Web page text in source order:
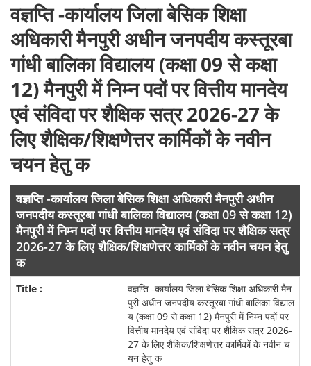
वज्ञप्ति -कार्यालय जिला बेसिक शिक्षा
अधिकारी मैनपुरी अधीन जनपदीय कस्तूरबा
गांधी बालिका विद्यालय (कक्षा 09 से कक्षा
12) मैनपुरी में निम्न पदों पर वित्तीय मानदेय
एवं संविदा पर शैक्षिक सत्र 2026-27 के
लिए शैक्षिक/शिक्षणेत्तर कार्मिकों के नवीन
चयन हेतु क
वज्ञप्ति -कार्यालय जिला बेसिक शिक्षा अधिकारी मैनपुरी अधीन
जनपदीय कस्तूरबा गांधी बालिका विद्यालय (कक्षा 09 से कक्षा 12)
मैनपुरी में निम्न पदों पर वित्तीय मानदेय एवं संविदा पर शैक्षिक सत्र
2026-27 के लिए शैक्षिक/शिक्षणेत्तर कार्मिकों के नवीन चयन हेतु
क
वज्ञप्ति -कार्यालय जिला बेसिक शिक्षा अधिकारी मैन
पुरी अधीन जनपदीय कस्तूरबा गांधी बालिका विद्याल
य (कक्षा 09 से कक्षा 12) मैनपुरी में निम्न पदों पर
वित्तीय मानदेय एवं संविदा पर शैक्षिक सत्र 2026-
27 के लिए शैक्षिक/शिक्षणेत्तर कार्मिकों के नवीन च
यन हेतु क